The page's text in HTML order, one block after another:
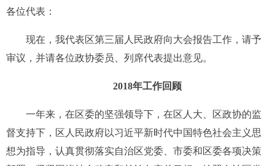
各位代表：
现在，我代表区第三届人民政府向大会报告工作，请予
审议，并请各位政协委员、列席代表提出意见。
2018年工作回顾
一年来，在区委的坚强领导下，在区人大、区政协的监
督支持下，区人民政府以习近平新时代中国特色社会主义思
想为指导，认真贯彻落实自治区党委、市委和区委各项决策